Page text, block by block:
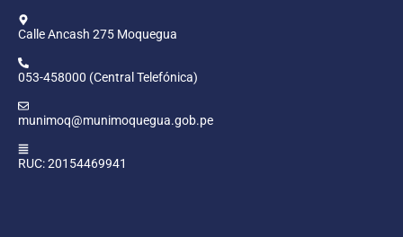
Calle Ancash 275 Moquegua
053-458000 (Central Telefónica)
munimoq@munimoquegua.gob.pe
RUC: 20154469941